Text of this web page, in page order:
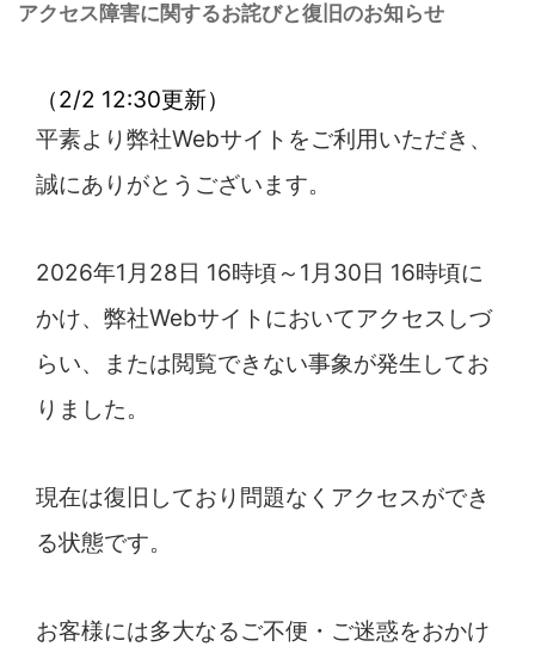
アクセス障害に関するお詫びと復旧のお知らせ
（2/2 12:30更新）
平素より弊社Webサイトをご利用いただき、
誠にありがとうございます。
2026年1月 28日 16時頃～ 1月30日 16時頃に
かけ、 弊社Webサイトにおいてアクセスしづ
らい、または閲覧できない事象が発生してお
り ました。
現在は復旧 しており 問題なく アクセスができ
る状態です。
お客様には多大なるご不便・ご迷惑をおかけ